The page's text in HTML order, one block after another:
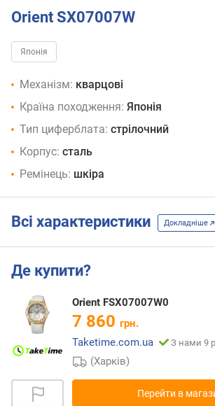
Orient SX07007W
Японія
Механізм: кварцові
Країна походження: Японія
Тип циферблата: стрілочний
Корпус: сталь
Ремінець: шкіра
Всі характеристики Докладніше
Де купити?
Orient FSX07007W0
7 860 грн.
Taketime.com.ua
З нами 9
(Харків)
Перейти в